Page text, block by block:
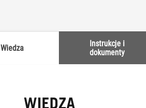
Wiedza
Instrukcje i
dokumenty
WIEDZA